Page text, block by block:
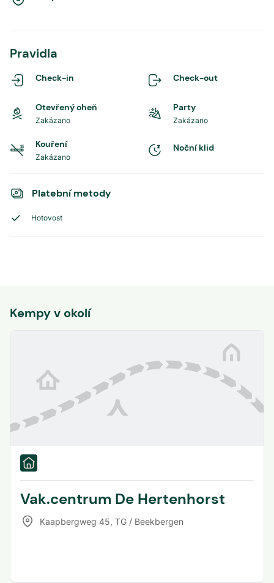
Pravidla
Check-in Check-out
Otevřený oheň
Zakázano
Party
Zakázano
Kouření
Zakázano
Noční klid
Platební metody
Hotovost
Kempy v okolí
Vak.centrum De Hertenhorst
Kaapbergweg 45, TG / Beekbergen